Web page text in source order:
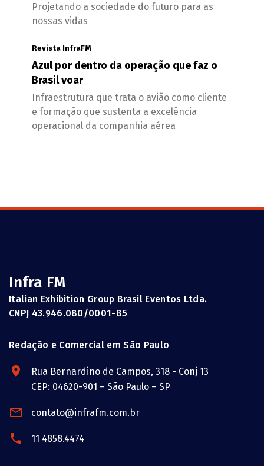
Projetando a sociedade do futuro para as
nossas vidas
Revista InfraFM
Azul por dentro da operação que faz o
Brasil voar
Infraestrutura que trata o avião como cliente
e formação que sustenta a excelência
operacional da companhia aérea
Infra FM
Italian Exhibition Group Brasil Eventos Ltda.
CNPJ 43.946.080/0001-85
Redação e Comercial em São Paulo
Rua Bernardino de Campos, 318 - Conj 13
CEP: 04620-901 – São Paulo – SP
contato@infrafm.com.br
11 4858.4474